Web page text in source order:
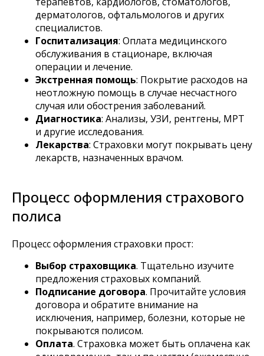
дерматологов, офтальмологов и других
специалистов.
Госпитализация: Оплата медицинского
обслуживания в стационаре, включая
операции и лечение.
Экстренная помощь: Покрытие расходов на
неотложную помощь в случае несчастного
случая или обострения заболеваний.
Диагностика: Анализы, УЗИ, рентгены, МРТ
и другие исследования.
Лекарства: Страховки могут покрывать цену
лекарств, назначенных врачом.
Процесс оформления страхового
полиса
Процесс оформления страховки прост:
Выбор страховщика. Тщательно изучите
предложения страховых компаний.
Подписание договора. Прочитайте условия
договора и обратите внимание на
исключения, например, болезни, которые не
покрываются полисом.
Оплата. Страховка может быть оплачена как